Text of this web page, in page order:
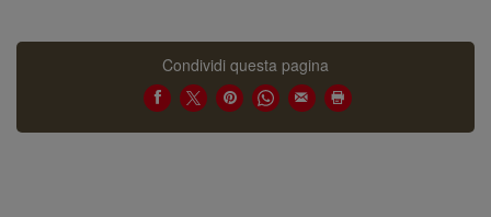
Condividi questa pagina